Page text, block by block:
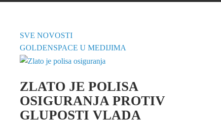
SVE NOVOSTI
GOLDENSPACE U MEDIJIMA
ZLATO JE POLISA
OSIGURANJA PROTIV
GLUPOSTI VLADA